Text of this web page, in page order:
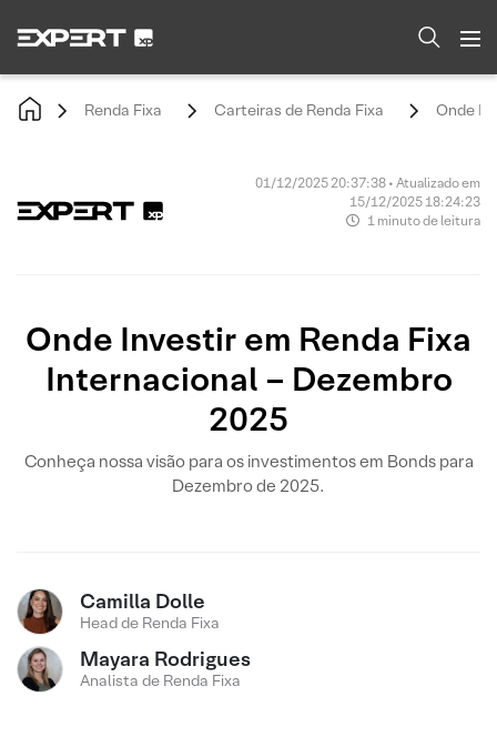
Renda Fixa Carteiras de Renda Fixa Onde
01/12/2025 20:37:38 • Atualizado em
15/12/2025 18:24:23
1 minuto de leitura
Onde Investir em Renda Fixa
Internacional – Dezembro
2025
Conheça nossa visão para os investimentos em Bonds para
Dezembro de 2025.
Camilla Dolle
Head de Renda Fixa
Mayara Rodrigues
Analista de Renda Fixa